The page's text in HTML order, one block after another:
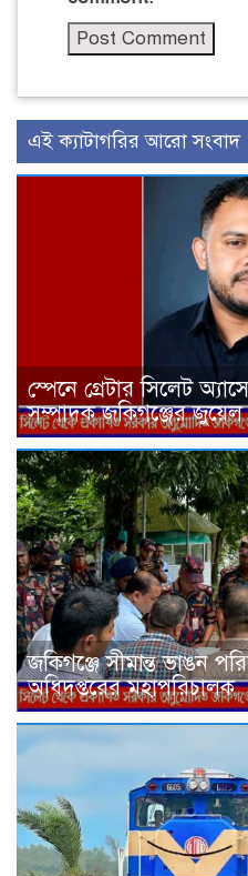
এই ক্যাটাগরির আরো সংবাদ
স্পেনে গ্রেটার সিলেট
সম্পাদক জকিগঞ্জের জুয়েল
জকিগঞ্জে সীমান্ত ভাঙন
অধিদপ্তরের মহাপরিচালক